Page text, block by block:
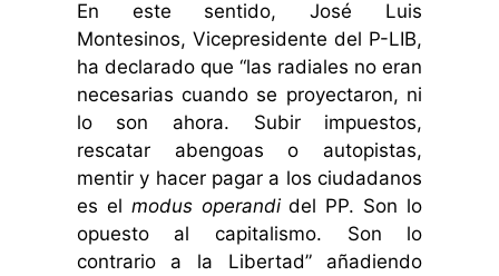
En este sentido, José Luis
Montesinos, Vicepresidente del P-LIB,
ha declarado que “las radiales no eran
necesarias cuando se proyectaron, ni
lo son ahora. Subir impuestos,
rescatar abengoas o autopistas,
mentir y hacer pagar a los ciudadanos
es el modus operandidel PP. Son lo
opuesto al capitalismo. Son lo
contrario a la Libertad” añadiendo